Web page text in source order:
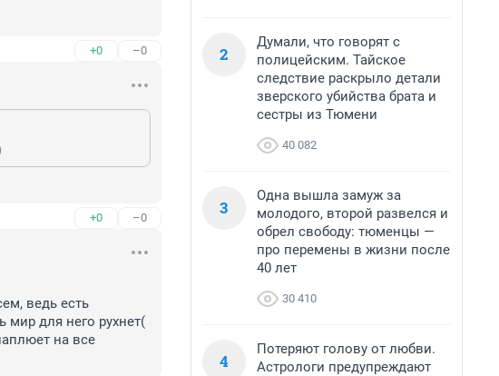
+0 –0
+0 –0
ведь есть
мир для него рухнет(
на все
2
Думали, что говорят с
полицейским. Тайское
следствие раскрыло детали
зверского убийства брата и
сестры из Тюмени
40 082
3
Одна вышла замуж за
молодого, второй развелся и
обрел свободу: тюменцы —
про перемены в жизни после
40 лет
30 410
4
Потеряют голову от любви.
Астрологи предупреждают